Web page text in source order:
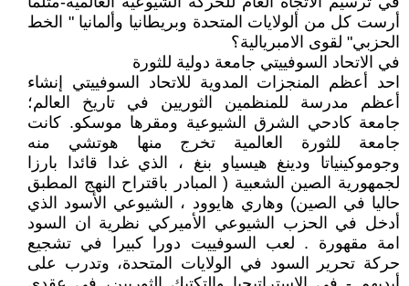
أرست كل من ألولايات المتحدة وبريطانيا وألمانيا " الخط
الحزبي" لقوى الامبريالية؟
في الاتحاد السوفييتي جامعة دولية للثورة
احد أعظم المنجزات المدوية للاتحاد السوفييتي إنشاء
أعظم مدرسة للمنظمين الثوريين في تاريخ العالم؛
جامعة كادحي الشرق الشيوعية ومقرها موسكو. كانت
جامعة للثورة العالمية تخرج منها هوتشي منه
وجوموكينياتا ودينغ هيسياو بنغ ، الذي غدا قائدا بارزا
لجمهورية الصين الشعبية ( المبادر باقتراح النهج المطبق
حاليا في الصين) وهاري هايوود ، الشيوعي الأسود الذي
أدخل في الحزب الشيوعي الأميركي نظرية ان السود
امة مقهورة . لعب السوفييت دورا كبيرا في تشجيع
حركة تحرير السود في الولايات المتحدة، وتدرب على